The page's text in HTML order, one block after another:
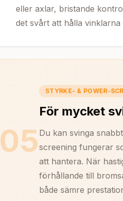
eller axlar, bristande
det svårt att hålla
05
STYRKE- & POWER-
För mycket
Du kan svinga
screening fungerar
att hantera. När
förhållande till
både sämre